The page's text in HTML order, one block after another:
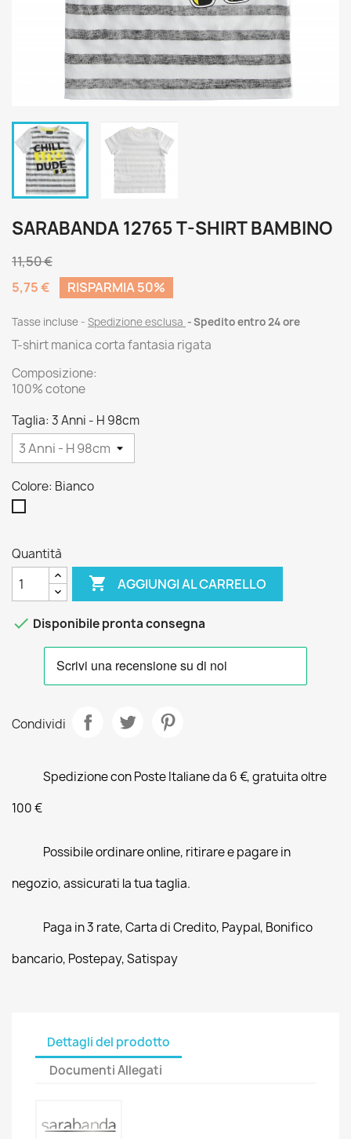
SARABANDA 12765 T-SHIRT BAMBINO
11,50 €
5,75 €
RISPARMIA 50%
Tasse incluse Spedizione esclusa Spedito entro 24 ore
T-shirt manica corta fantasia rigata
Composizione:
100% cotone
Taglia: 3 Anni - H 98cm
Colore: Bianco
Quantità
 AGGIUNGI AL CARRELLO
 Disponibile pronta consegna
Condividi
Spedizione con Poste Italiane da 6 €, gratuita oltre
100 €
Possibile ordinare online, ritirare e pagare in
negozio, assicurati la tua taglia.
Paga in 3 rate, Carta di Credito, Paypal, Bonifico
bancario, Postepay, Satispay
Dettagli del prodotto
Documenti Allegati